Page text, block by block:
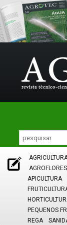
APICULTURA
PEQUENOS
REGA